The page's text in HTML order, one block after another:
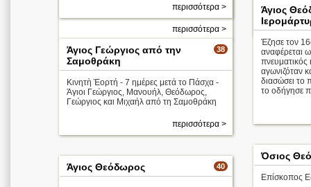
Απολυτίκιο
μουσουλμανική θρησκεία και το επέτ ...
περισσότερα >
περισσότερα >
Άγιος
Έζησε τον
αναφέρεται
αγωνιζόταν
διασώσει το
το οδήγησε
38
Άγιος Γεώργιος από την
Σαμοθράκη
Κινητὴ Ἑορτή - 7 ημέρες μετά το Πάσχα -
Άγιοι Γεώργιος, Μανουήλ, Θεόδωρος,
Γεώργιος και Μιχαήλ από τη Σαμοθράκη
περισσότερα >
Όσιος
Επίσκοπος
40
Άγιος Θεόδωρος